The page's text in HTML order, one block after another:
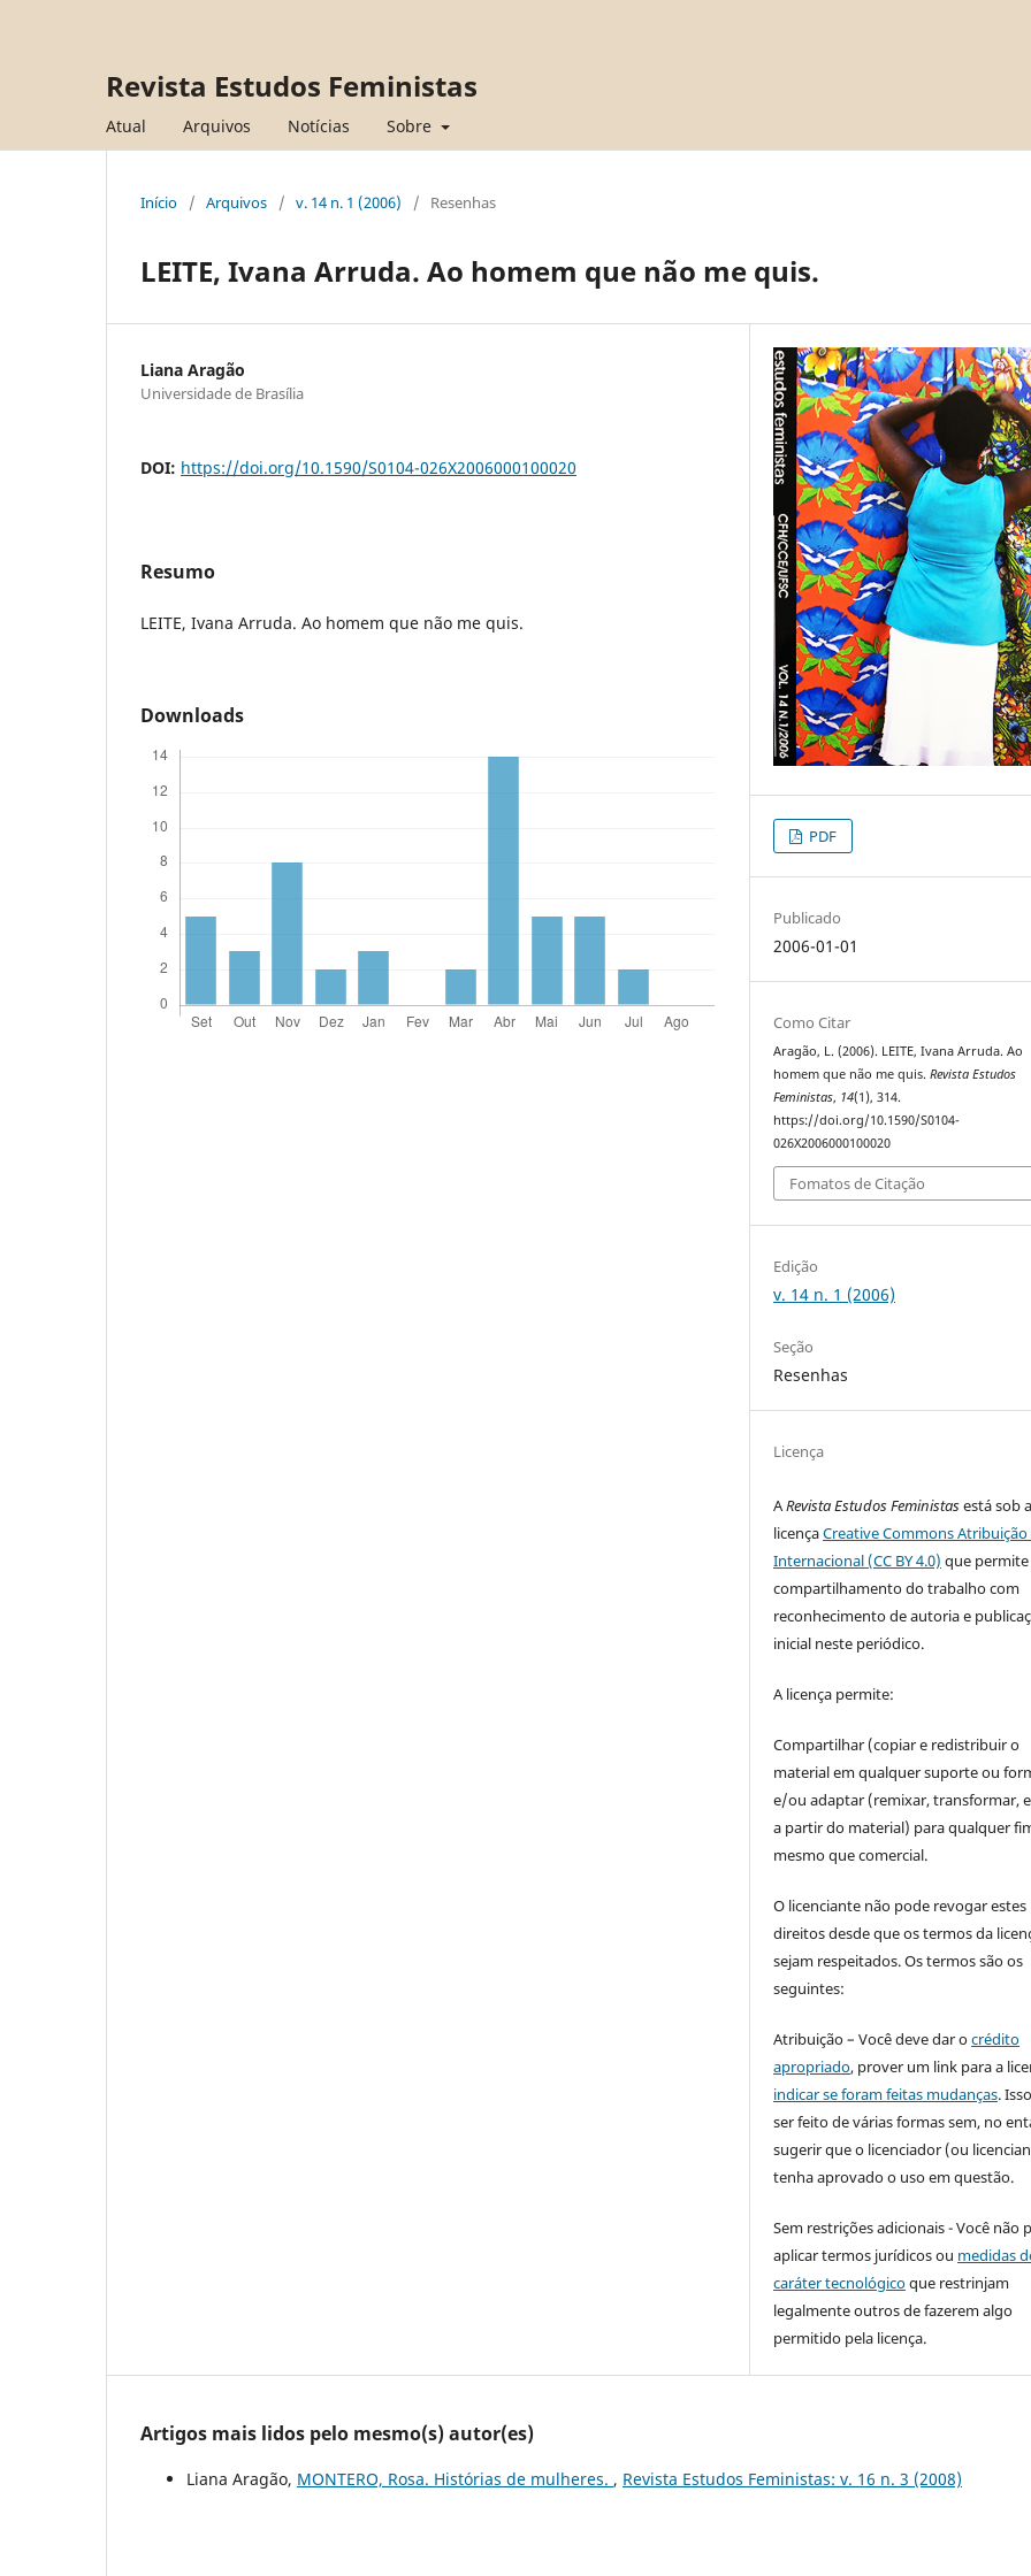
Revista Estudos Feministas
Atual Arquivos Notícias Sobre
Início / Arquivos / v. 14 n. 1 (2006) / Resenhas
LEITE, Ivana Arruda. Ao homem que não me quis.
Liana Aragão
Universidade de Brasília
DOI: https://doi.org/10.1590/S0104-026X2006000100020
Resumo
LEITE, Ivana Arruda. Ao homem que não me quis.
Downloads
PDF
Publicado
2006-01-01
Como Citar
Aragão, L. (2006). LEITE, Ivana Arruda. Ao
homem que não me quis.Revista Estudos
Feministas, 14(1), 314.
https://doi.org/10.1590/S0104-
026X2006000100020
Fomatos de Citação
Edição
v. 14 n. 1 (2006)
Seção
Resenhas
Licença
ARevista Estudos Feministasestá sob a
licençaCreative Commons Atribuição
Internacional (CC BY 4.0) que
compartilhamento do trabalho com
reconhecimento de autoria e
inicial neste periódico.
A licença permite:
Compartilhar (copiar e redistribuir o
material em qualquer suporte ou
e/ou adaptar (remixar, transformar,
a partir do material) para qualquer
mesmo que comercial.
O licenciante não pode revogar estes
direitos desde que os termos da
sejam respeitados. Os termos são os
seguintes:
Atribuição – Você deve dar ocrédito
apropriado, prover um link para a
indicar se foram feitas mudanças.
ser feito de várias formas sem, no
sugerir que o licenciador (ou
tenha aprovado o uso em questão.
Sem restrições adicionais - Você não
aplicar termos jurídicos ou medidas
caráter tecnológicoque restrinjam
legalmente outros de fazerem algo
permitido pela licença.
Artigos mais lidos pelo mesmo(s) autor(es)
Liana Aragão, MONTERO, Rosa. Histórias de mulheres. , Revista Estudos Feministas: v. 16 n. 3 (2008)